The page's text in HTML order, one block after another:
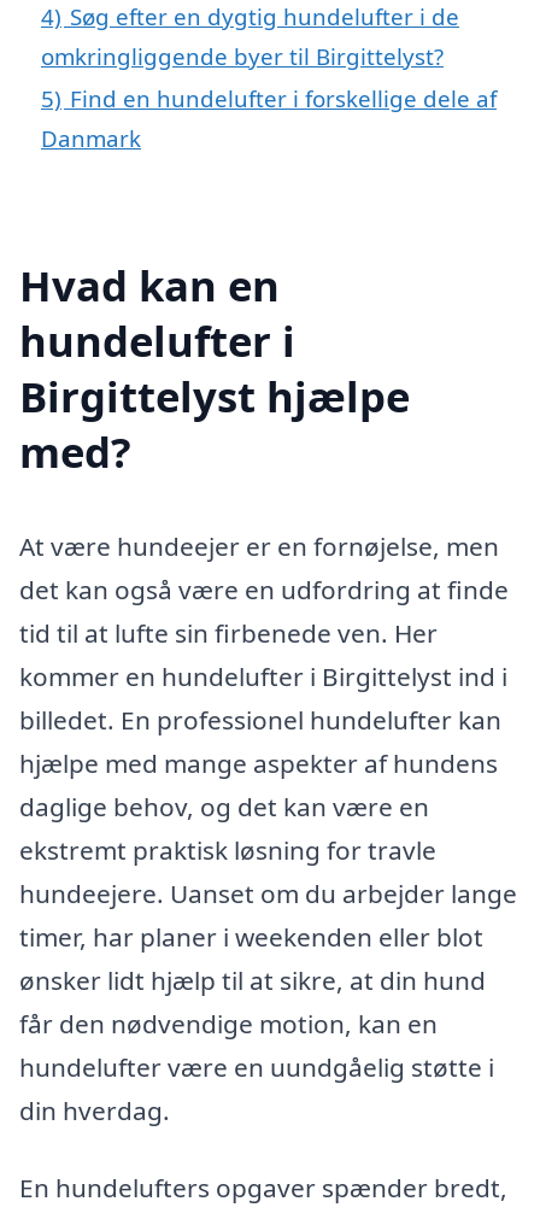
4) Søg efter en dygtig hundelufter i de
omkringliggende byer til Birgittelyst?
5) Find en hundelufter i forskellige dele af
Danmark
Hvad kan en
hundelufter i
Birgittelyst hjælpe
med?
At være hundeejer er en fornøjelse, men
det kan også være en udfordring at finde
tid til at lufte sin firbenede ven. Her
kommer en hundelufter i Birgittelyst ind i
billedet. En professionel hundelufter kan
hjælpe med mange aspekter af hundens
daglige behov, og det kan være en
ekstremt praktisk løsning for travle
hundeejere. Uanset om du arbejder lange
timer, har planer i weekenden eller blot
ønsker lidt hjælp til at sikre, at din hund
får den nødvendige motion, kan en
hundelufter være en uundgåelig støtte i
din hverdag.
En hundelufters opgaver spænder bredt,